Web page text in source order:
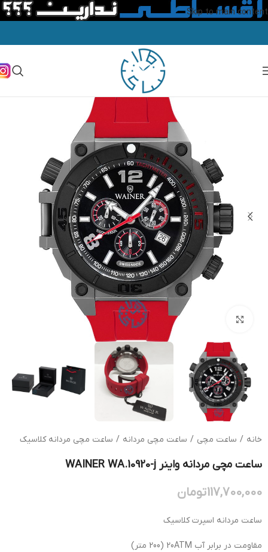
Skip to main content
بزرگنمایی تصویر
خانه / ساعت مچی / ساعت مچی مردانه / ساعت مچی مردانه کلاسیک
ساعت مچی مردانه واینر WAINER WA.10920-j
117,700,000تومان
ساعت مردانه اسپرت کلاسیک
مقاومت در برابر آب 20ATM (200 متر)